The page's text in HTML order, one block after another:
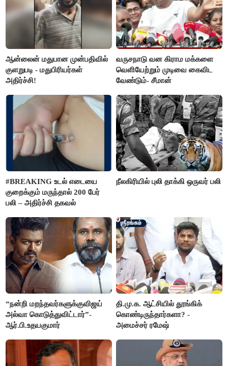
ஆன்லைன் மதுபான முன்பதிவில்
குளறுபடி - மதுபிரியர்கள்
அதிர்ச்சி!
வருசநாடு வன கிராம மக்களை
வெளியேற்றும் முடிவை கைவிட
வேண்டும்- சீமான்
#BREAKING உடல் எடையை
குறைக்கும் மருந்தால் 200 பேர்
பலி – அதிர்ச்சி தகவல்
நீலகிரியில் புலி தாக்கி ஒருவர் பலி
“நன்றி மறந்தவர்களுக்குவிஜய்
அல்வா கொடுத்துவிட்டார்”-
ஆர்.பி.உதயகுமார்
தி.மு.க. ஆட்சியில் தூங்கிக்
கொண்டிருந்தார்களா? -
அமைச்சர் ரமேஷ்